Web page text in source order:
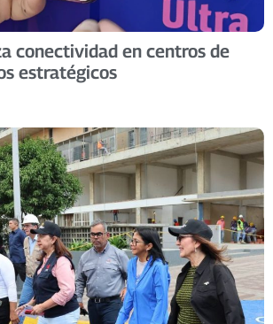
conectividad en centros de
estratégicos